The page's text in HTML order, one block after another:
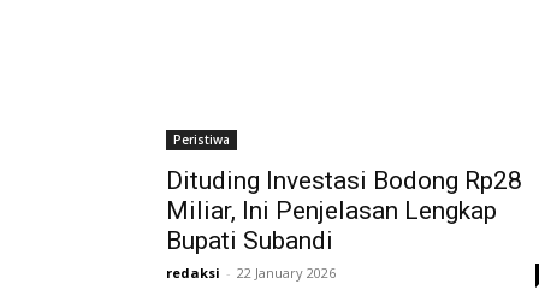
Peristiwa
Dituding Investasi Bodong Rp28
Miliar, Ini Penjelasan Lengkap
Bupati Subandi
redaksi - 22 January 2026